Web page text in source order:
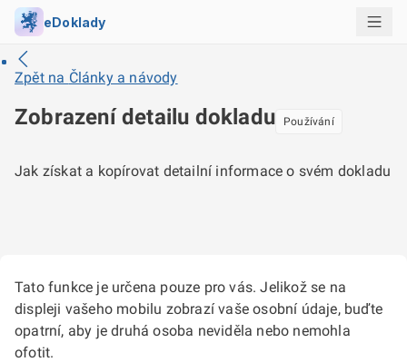
eDoklady
Zpět na Články a návody
Zobrazení detailu dokladu Používání
Jak získat a kopírovat detailní informace o svém dokladu
Tato funkce je určena pouze pro vás. Jelikož se na
displeji vašeho mobilu zobrazí vaše osobní údaje, buďte
opatrní, aby je druhá osoba neviděla nebo nemohla
ofotit.